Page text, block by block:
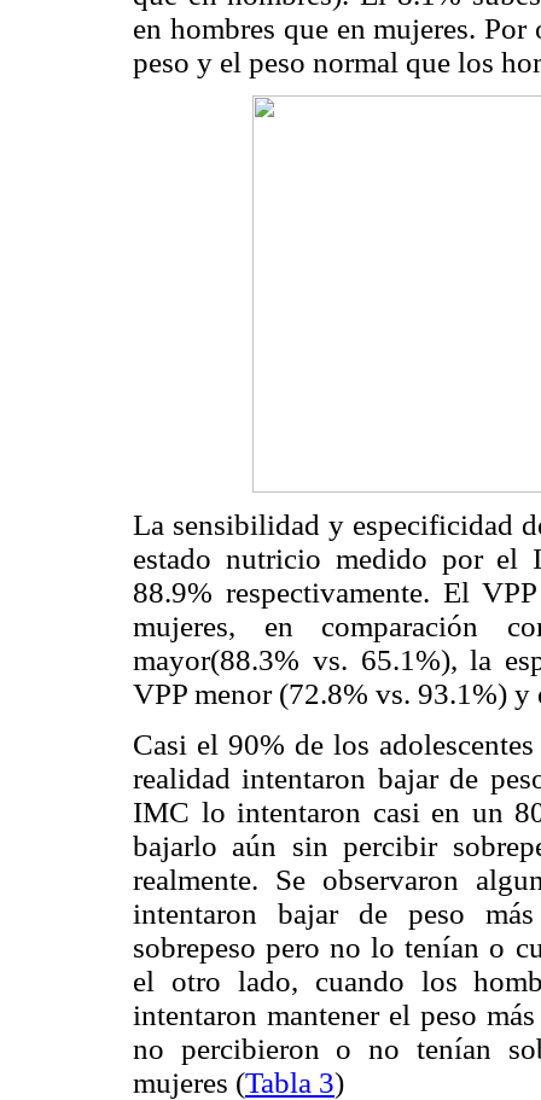
en hombres que en mujeres.
peso y el peso normal que los
La sensibilidad y especificidad
estado nutricio medido por
88.9% respectivamente. El
mujeres, en comparación
mayor(88.3% vs. 65.1%), la
VPP menor (72.8% vs. 93.1%)
Casi el 90% de los
realidad intentaron bajar de
IMC lo intentaron casi en un
bajarlo aún sin percibir
realmente. Se observaron
intentaron bajar de peso
sobrepeso pero no lo tenían o
el otro lado, cuando los
intentaron mantener el peso
no percibieron o no tenían
mujeres (Tabla 3)